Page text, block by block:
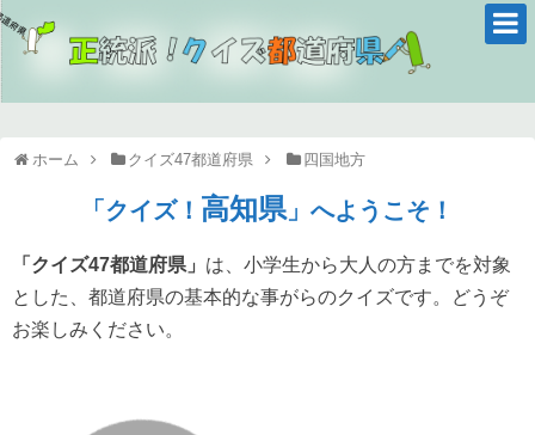
ホーム クイズ47都道府県 四国地方
「クイズ！ 高知県」へようこそ！
「クイズ47都道府県」 は、小学生から大人の方までを対象
とした、都道府県の基本的な事がらのクイズです。どうぞ
お楽しみください。